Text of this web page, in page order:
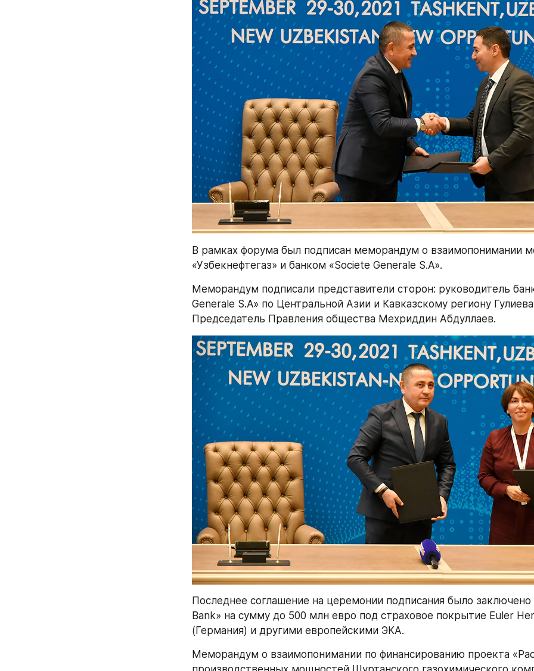
В рамках форума был подписан меморандум о взаимопонимании
«Узбекнефтегаз» и банком «Societe Generale S.A».
Меморандум подписали представители сторон: руководитель
Generale S.А» по Центральной Азии и Кавказскому региону
Председатель Правления общества Мехриддин Абдуллаев.
Последнее соглашение на церемонии подписания было заключено
Bank» на сумму до 500 млн евро под страховое покрытие Euler
(Германия) и другими европейскими ЭКА.
Меморандум о взаимопонимании по финансированию проекта